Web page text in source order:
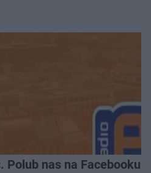
Polub nas na Facebooku!